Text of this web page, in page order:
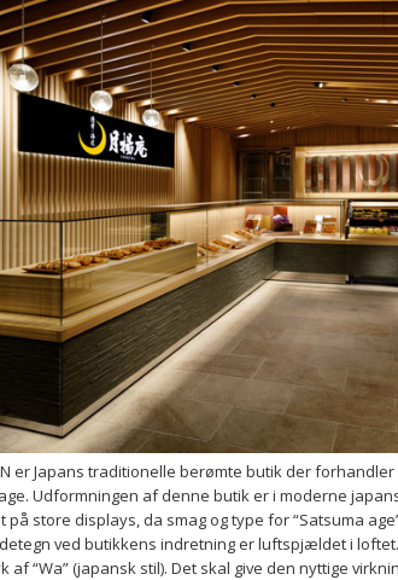
er Japans traditionelle berømte butik der
Udformningen af ​​denne butik er i moderne
store displays, da smag og type for “Satsuma
ved butikkens indretning er luftspjældet i
af “Wa” (japansk stil). Det skal give den nyttige